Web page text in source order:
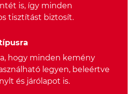
is, így minden
tisztítást biztosít.
hogy minden kemény
legyen, beleértve
és járólapot is.